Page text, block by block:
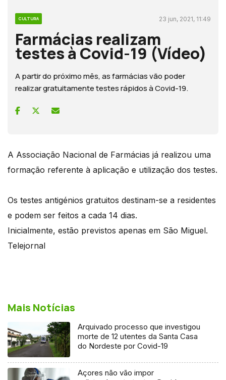
CULTURA 23 jun, 2021, 11:49
Farmácias realizam
testes à Covid-19 (Vídeo)
A partir do próximo mês, as farmácias vão poder
realizar gratuitamente testes rápidos à Covid-19.
A Associação Nacional de Farmácias já realizou uma
formação referente à aplicação e utilização dos testes.
Os testes antigénios gratuitos destinam-se a residentes
e podem ser feitos a cada 14 dias.
Inicialmente, estão previstos apenas em São Miguel.
Telejornal
Mais Notícias
Arquivado processo que investigou
morte de 12 utentes da Santa Casa
do Nordeste por Covid-19
Açores não vão impor